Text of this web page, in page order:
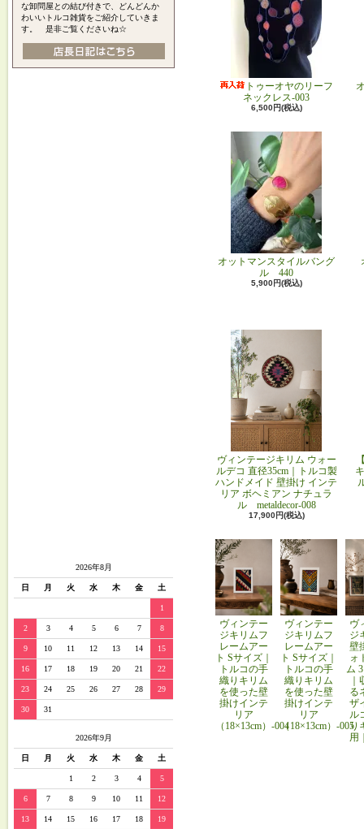
な卸問屋との結び付きで、どんどんか
わいいトルコ雑貨をご紹介していきま
す。 是非ご覧くださいね☆
2026年8月
日 月 火 水 木 金 土
1
2 3 4 5 6 7 8
9 10 11 12 13 14 15
16 17 18 19 20 21 22
23 24 25 26 27 28 29
30 31
2026年9月
日 月 火 水 木 金 土
1 2 3 4 5
6 7 8 9 10 11 12
13 14 15 16 17 18 19
トゥーオヤのリーフ
ネックレス-003
6,500円(税込)
オットマンスタイルバング
ル 440
5,900円(税込)
ヴィンテージキリム ウォー
ルデコ 直径35cm｜トルコ製
ハンドメイド 壁掛け インテ
リア ボヘミアン ナチュラ
ル metaldecor-008
17,900円(税込)
ヴィンテー
ジキリムフ
レームアー
ト Sサイズ｜
トルコの手
織りキリム
を使った壁
掛けインテ
リア
（18×13cm）-004
ヴィンテー
ジキリムフ
レームアー
ト Sサイズ｜
トルコの手
織りキリム
を使った壁
掛けインテ
リア
（18×13cm）-005
ヴ
ジ
壁
ォ
ム
る
ザ
ル
り
用